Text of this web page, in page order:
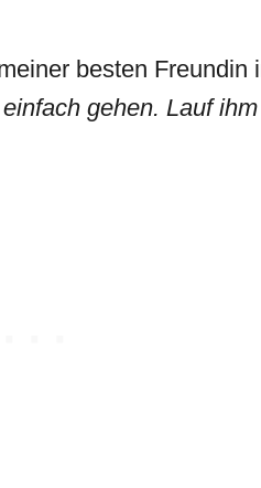
besten Freundin
gehen. Lauf